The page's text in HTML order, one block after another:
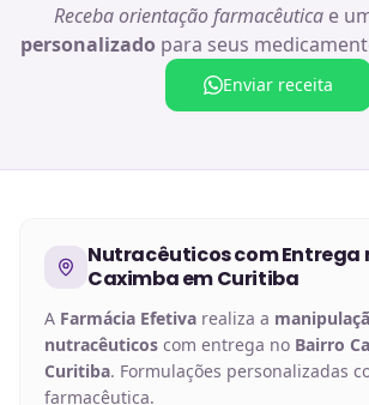
Receba orientação farmacêuticae
personalizado para seus
Enviar receita
Nutracêuticoscom Entrega
Caximba em Curitiba
A Farmácia Efetiva realiza a
nutracêuticos com entrega no Bairro
Curitiba. Formulações personalizadas
farmacêutica.